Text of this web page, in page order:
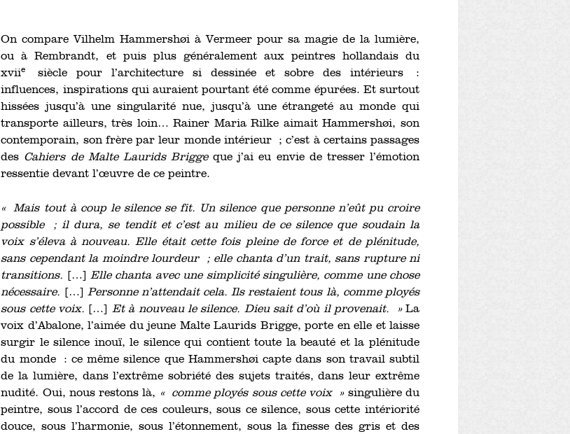
On compare Vilhelm Hammershøi à Vermeer pour sa magie de la lumière,
ou à Rembrandt, et puis plus généralement aux peintres hollandais du
xviie
siècle pour l’architecture si dessinée et sobre des intérieurs :
influences, inspirations qui auraient pourtant été comme épurées. Et surtout
hissées jusqu’à une singularité nue, jusqu’à une étrangeté au monde qui
transporte ailleurs, très loin… Rainer Maria Rilke aimait Hammershøi, son
contemporain, son frère par leur monde intérieur ; c’est à certains passages
des Cahiers de Malte Laurids Briggeque j’ai eu envie de tresser l’émotion
ressentie devant l’œuvre de ce peintre.
« Mais tout à coup le silence se fit. Un silence que personne n’eût pu croire
possible ; il dura, se tendit et c’est au milieu de ce silence que soudain la
voix s’éleva à nouveau. Elle était cette fois pleine de force et de plénitude,
sans cependant la moindre lourdeur ; elle chanta d’un trait, sans rupture ni
transitions. […]Elle chanta avec une simplicité singulière, comme une chose
nécessaire.
[…] Personne n’attendait cela. Ils restaient tous là, comme ployés
sous cette voix. […] Et à nouveau le silence. Dieu sait d’où il provenait. »La
voix d’Abalone, l’aimée du jeune Malte Laurids Brigge, porte en elle et laisse
surgir le silence inouï, le silence qui contient toute la beauté et la plénitude
du monde : ce même silence que Hammershøi capte dans son travail subtil
de la lumière, dans l’extrême sobriété des sujets traités, dans leur extrême
nudité. Oui, nous restons là, « comme ployés sous cette voix »singulière du
peintre, sous l’accord de ces couleurs, sous ce silence, sous cette intériorité
douce, sous l’harmonie, sous l’étonnement, sous la finesse des gris et des